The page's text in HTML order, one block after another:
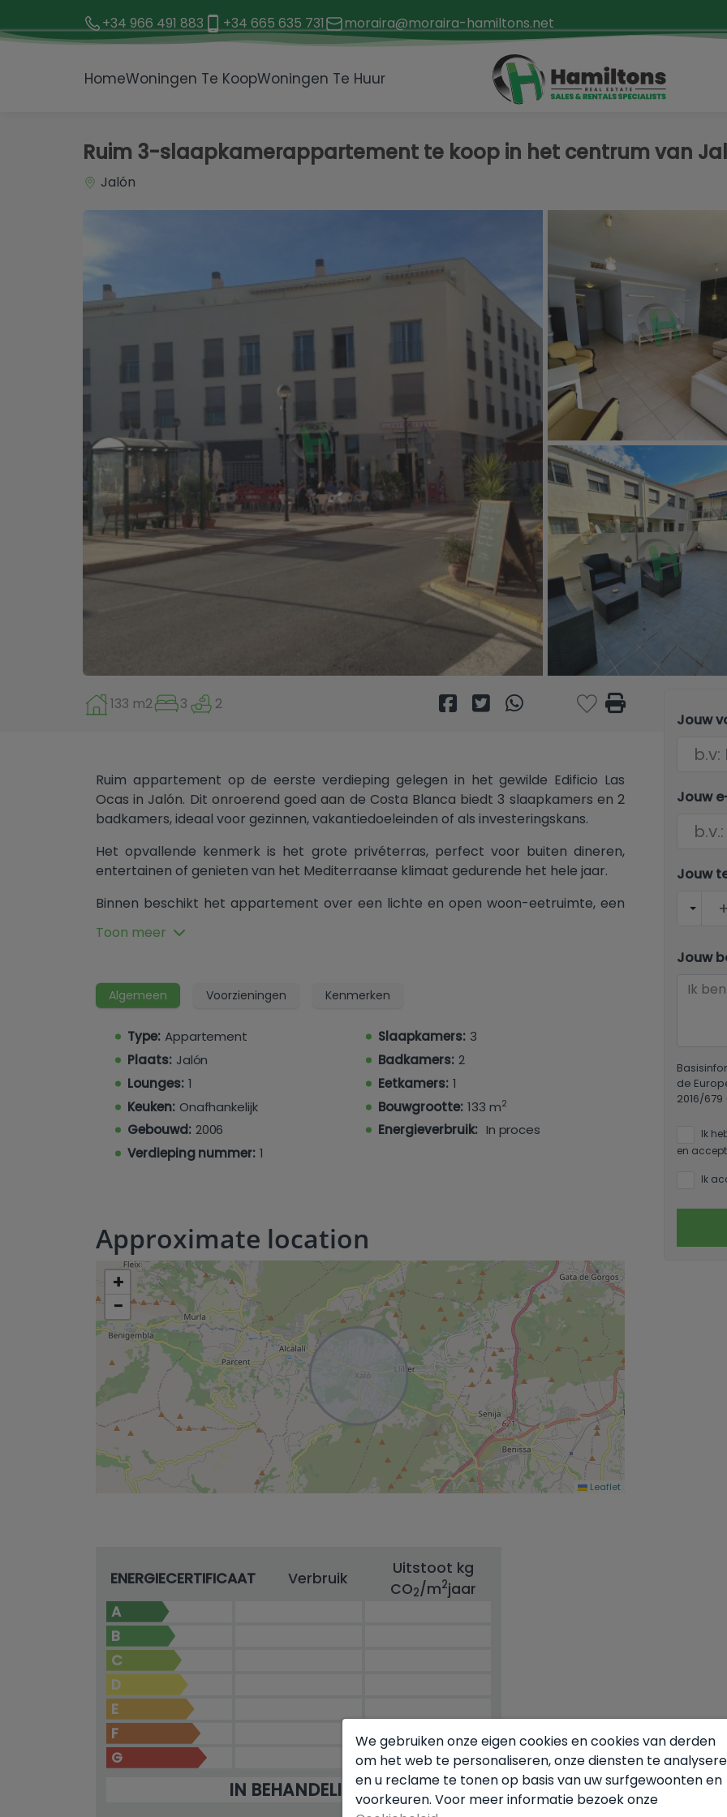
+34 966 491 883 +34 665 635 731 moraira@moraira-hamiltons.net
HomeWoningen Te KoopWoningen Te Huur
Ruim 3-slaapkamerappartement te koop in het centrum van
Jalón
133 m2 3 2
Ruim appartement op de eerste verdieping gelegen in het gewilde Edificio Las
Ocas in Jalón. Dit onroerend goed aan de Costa Blanca biedt 3 slaapkamers en 2
badkamers, ideaal voor gezinnen, vakantiedoeleinden of als investeringskans.
Het opvallende kenmerk is het grote privéterras, perfect voor buiten dineren,
entertainen of genieten van het Mediterraanse klimaat gedurende het hele jaar.
Binnen beschikt het appartement over een lichte en open woon-eetruimte, een
met een ensuite badkamer.
winkels, cafés, restaurants en essentiële voorzieningen. De pittoreske Jalón-vallei,
bekend om zijn wijngaarden en schilderachtige platteland, ligt op slechts enkele
momenten afstand, terwijl de stranden van Calpe en Moraira een korte autorit
verder zijn, wat een balans biedt tussen landelijke charme en kustleven.
Toon meer
Algemeen Voorzieningen Kenmerken
Type: Appartement Slaapkamers: 3
Plaats: Jalón Badkamers: 2
Lounges: 1 Eetkamers: 1
Keuken: Onafhankelijk Bouwgrootte: 133 m2
Gebouwd: 2006 Energieverbruik: In proces
Verdieping nummer: 1
Approximate location
+
−
Leaflet
ENERGIECERTIFICAAT Verbruik
Uitstoot kg
CO2/m2jaar
A
B
C
D
E
F
G
IN BEHANDELING
Jouw
Jouw
Jouw
Jouw
de
2016/679
Ik
en
Ik
We gebruiken onze eigen cookies en cookies van derden
om het web te personaliseren, onze diensten te
en u reclame te tonen op basis van uw surfgewoonten en
voorkeuren. Voor meer informatie bezoek onze
1 / 12